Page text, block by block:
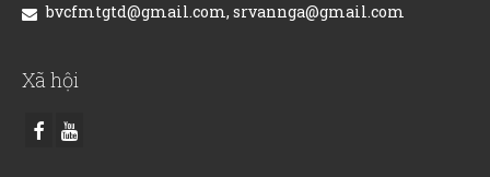
bvcfmtgtd@gmail.com, srvannga@gmail.com
Xã hội